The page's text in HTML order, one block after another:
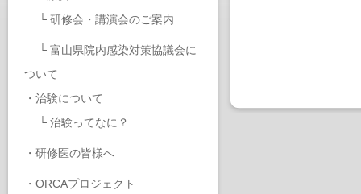
└ 研修会・講演会のご案内
└ 富山県院内感染対策協議会に
ついて
・ 治験について
└ 治験ってなに？
・ 研修医の皆様へ
・ ORCAプロジェクト